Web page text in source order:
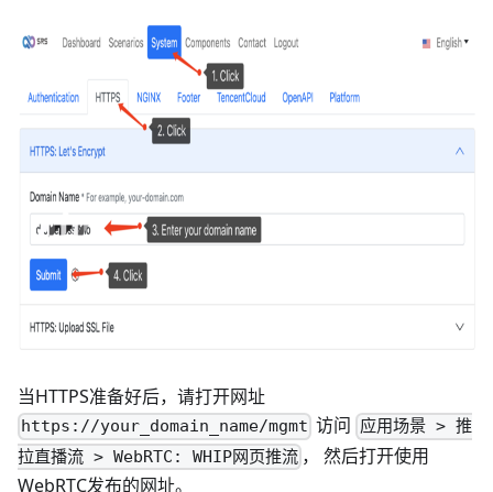
当HTTPS准备好后，请打开网址
https://your_domain_name/mgmt 访问 应用场景 > 推
拉直播流 > WebRTC: WHIP网页推流 ， 然后打开使用
WebRTC发布的网址。